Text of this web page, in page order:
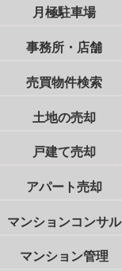
月極駐車場
事務所・店舗
売買物件検索
土地の売却
戸建て売却
アパート売却
マンションコンサル
マンション管理